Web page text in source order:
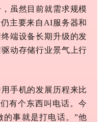
， 虽然目前就需求规模
主要来自 AI服务器和
端设备长期升级的发
动存储行业景气上行
手机的发展历程来比
有个东西叫电话。今
的事就是打电话。”他